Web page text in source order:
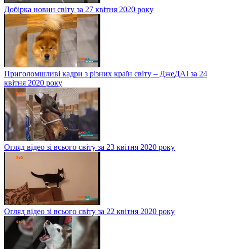
Добірка новин світу за 27 квітня 2020 року
Приголомшливі кадри з різних країн світу – ДжеДАІ за 24
квітня 2020 року
Огляд відео зі всього світу за 23 квітня 2020 року
Огляд відео зі всього світу за 22 квітня 2020 року